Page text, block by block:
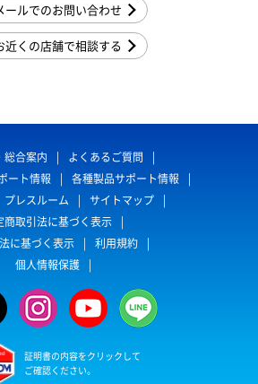
ールでのお問い合わせ
近くの店舗で相談する
総合案内
よくあるご質問
ート情報
各種製品サポート情報
プレスルーム
サイトマップ
商取引法に基づく表示
に基づく表示
利用規約
個人情報保護
証明書の内容をクリックして
ご確認ください。